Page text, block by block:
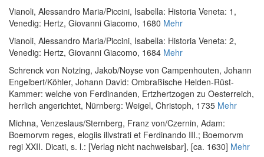
Vianoli, Alessandro Maria/Piccini, Isabella: Historia Veneta: 1 ,
Venedig: Hertz, Giovanni Giacomo, 1680 Mehr
Vianoli, Alessandro Maria/Piccini, Isabella: Historia Veneta: 2,
Venedig: Hertz, Giovanni Giacomo, 1684 Mehr
Schrenck von Notzing, Jakob/Noyse von Campenhouten, Johann
Engelbert/Köhler, Johann David: Ombraßische Helden-Rüst-
Kammer: welche von Ferdinanden, Ertzhertzogen zu Oesterreich,
herrlich angerichtet, Nürnberg: Weigel, Christoph, 1735 Mehr
Michna, Venzeslaus/Sternberg, Franz von/Czernin, Adam:
Boemorvm reges, elogiis illvstrati et Ferdinando III.; Boemorvm
regi XXII. Dicati, s. l.: [Verlag nicht nachweisbar], [ca. 1630] Mehr